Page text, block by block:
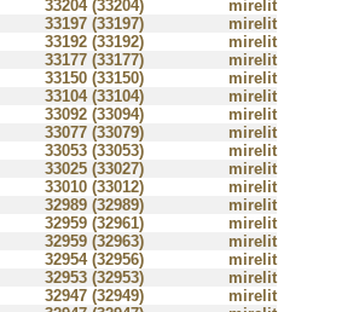
33204 (33204)
mirelit
33197 (33197)
mirelit
33192 (33192)
mirelit
33177 (33177)
mirelit
33150 (33150)
mirelit
33104 (33104)
mirelit
33092 (33094)
mirelit
33077 (33079)
mirelit
33053 (33053)
mirelit
33025 (33027)
mirelit
33010 (33012)
mirelit
32989 (32989)
mirelit
32959 (32961)
mirelit
32959 (32963)
mirelit
32954 (32956)
mirelit
32953 (32953)
mirelit
32947 (32949)
mirelit